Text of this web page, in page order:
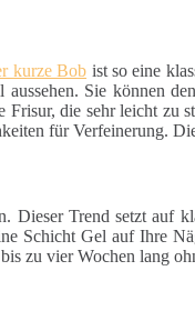
kurze Bob ist so eine
Sie können
Frisur, die sehr leicht zu
für Verfeinerung.
Dieser Trend setzt auf
Schicht Gel auf Ihre
zu vier Wochen lang